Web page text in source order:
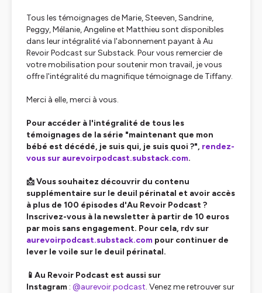
Tous les témoignages de Marie, Steeven, Sandrine,
Peggy, Mélanie, Angeline et Matthieu sont disponibles
dans leur intégralité via l'abonnement payant à Au
Revoir Podcast sur Substack. Pour vous remercier de
votre mobilisation pour soutenir mon travail, je vous
offre l'intégralité du magnifique témoignage de Tiffany.
Merci à elle, merci à vous.
Pour accéder à l'intégralité de tous les
témoignages de la série "maintenant que mon
bébé est décédé, je suis qui, je suis quoi ?", rendez-
vous sur aurevoirpodcast.substack.com.
📩 Vous souhaitez découvrir du contenu
supplémentaire sur le deuil périnatal et avoir accès
à plus de 100 épisodes d'Au Revoir Podcast ?
Inscrivez-vous à la newsletter à partir de 10 euros
par mois sans engagement. Pour cela, rdv sur
aurevoirpodcast.substack.com pour continuer de
lever le voile sur le deuil périnatal.
📱Au Revoir Podcast est aussi sur
Instagram : @aurevoir.podcast. Venez me retrouver sur